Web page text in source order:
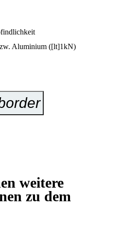
Aluminium ([lt]1kN)
weitere
zu dem